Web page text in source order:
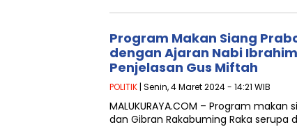
Program Makan Siang
dengan Ajaran Nabi
Penjelasan Gus Miftah
POLITIK | Senin, 4 Maret 2024 - 14:21 WIB
MALUKURAYA.COM – Program
dan Gibran Rakabuming Raka